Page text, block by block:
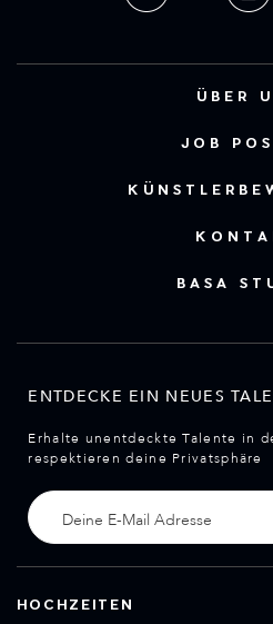
ÜBER
JOB
BASA
ENTDECKE EIN NEUES
Erhalte unentdeckte Talente in
respektieren deine Privatsphäre
HOCHZEITEN